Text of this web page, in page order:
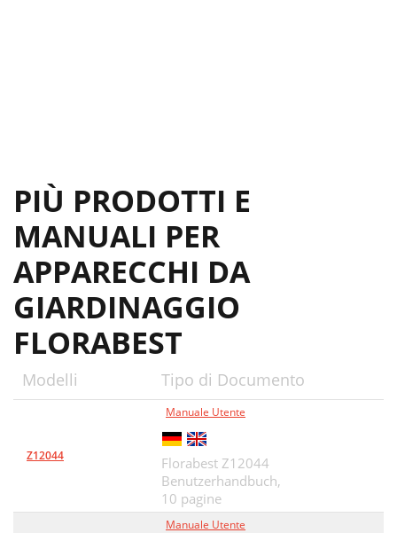
PIÙ PRODOTTI E
MANUALI PER
APPARECCHI DA
GIARDINAGGIO
FLORABEST
Modelli Tipo di Documento
Z12044
Manuale Utente
Florabest Z12044
Benutzerhandbuch,
10 pagine
Manuale Utente